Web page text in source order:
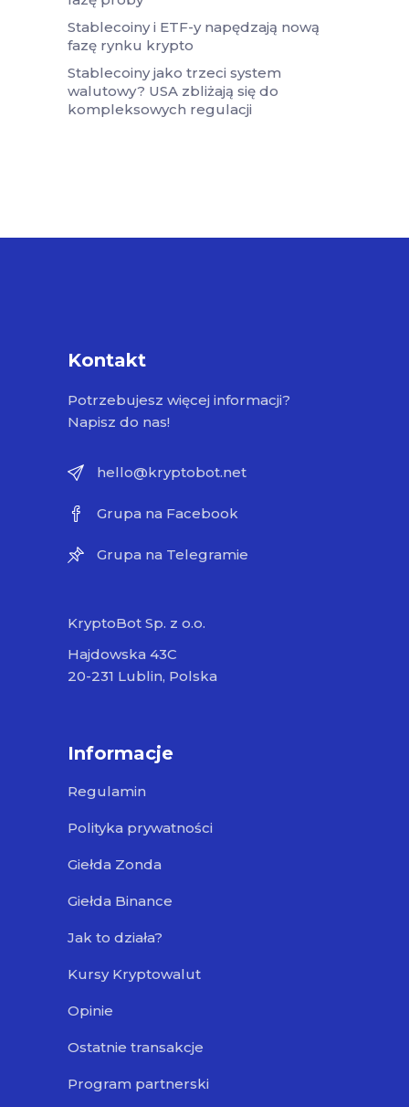
Stablecoiny i ETF-y napędzają nową
fazę rynku krypto
Stablecoiny jako trzeci system
walutowy? USA zbliżają się do
kompleksowych regulacji
Kontakt
Potrzebujesz więcej informacji?
Napisz do nas!
hello@kryptobot.net
Grupa na Facebook
Grupa na Telegramie
KryptoBot Sp. z o.o.
Hajdowska 43C
20-231 Lublin, Polska
Informacje
Regulamin
Polityka prywatności
Giełda Zonda
Giełda Binance
Jak to działa?
Kursy Kryptowalut
Opinie
Ostatnie transakcje
Program partnerski